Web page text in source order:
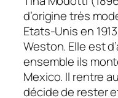
d’origine très
Etats-Unis en
Weston. Elle est
ensemble ils
Mexico. Il rentre
décide de rester